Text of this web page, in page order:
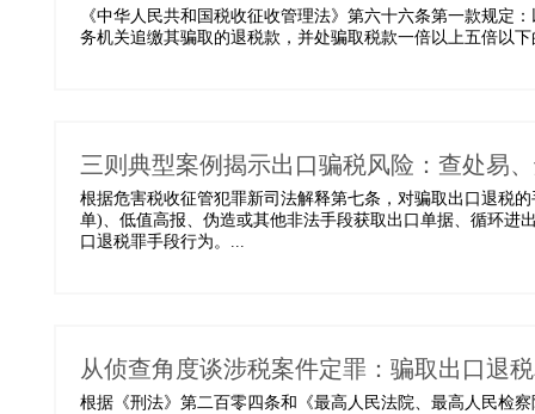
《中华人民共和国税收征收管理法》第六十六条第一款规定
务机关追缴其骗取的退税款，并处骗取税款一倍以上五倍以
三则典型案例揭示出口骗税风险：查处易
根据危害税收征管犯罪新司法解释第七条，对骗取出口退税
单)、低值高报、伪造或其他非法手段获取出口单据、循环进
口退税罪手段行为。...
从侦查角度谈涉税案件定罪：骗取出口退
根据《刑法》第二百零四条和《最高人民法院、最高人民检